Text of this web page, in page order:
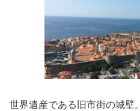
世界遺産である旧市街の城壁。